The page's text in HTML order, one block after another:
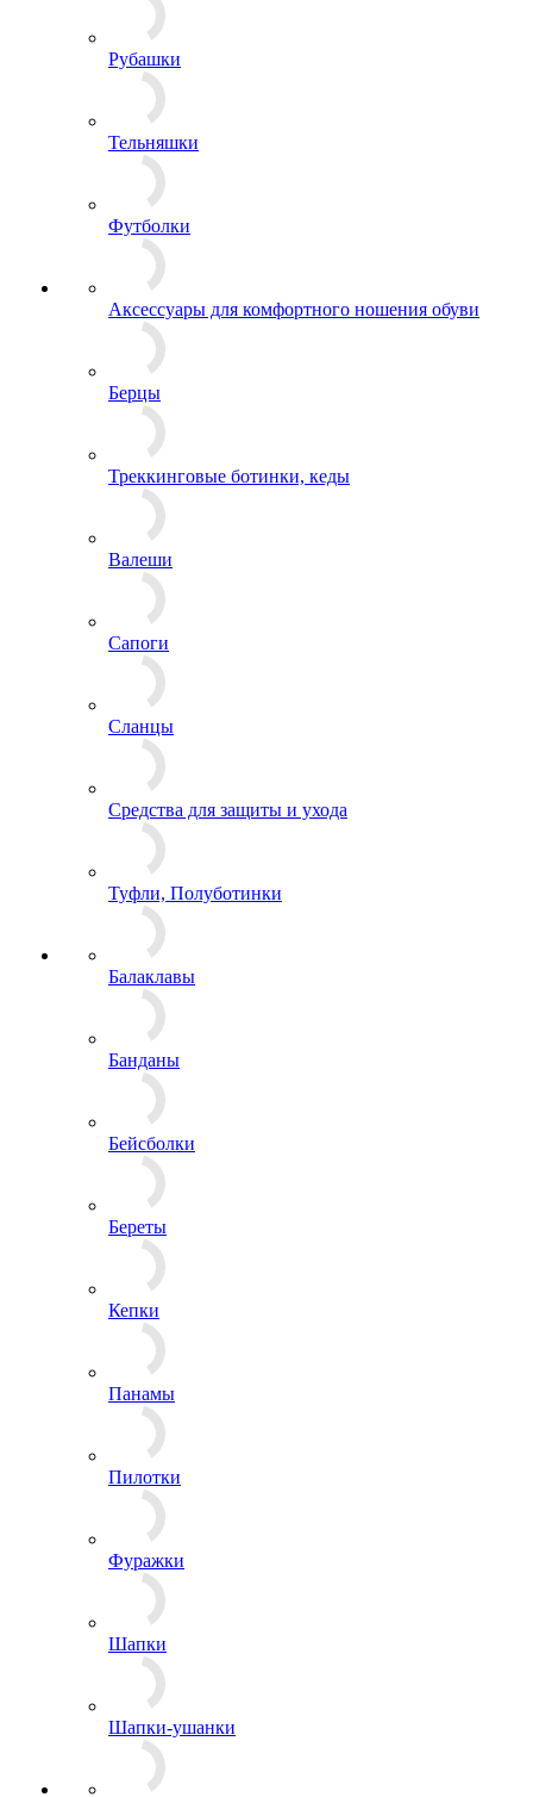
Плащи, Дождевики
Рубашки
Тельняшки
Футболки
Аксессуары для комфортного ношения обуви
Берцы
Треккинговые ботинки, кеды
Валеши
Сапоги
Сланцы
Средства для защиты и ухода
Туфли, Полуботинки
Балаклавы
Банданы
Бейсболки
Береты
Кепки
Панамы
Пилотки
Фуражки
Шапки